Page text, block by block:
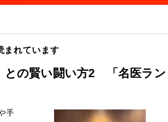
まれています
との賢い闘い方2 「名医ラン
手